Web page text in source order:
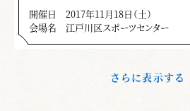
右前の敵に対する柄打ちが
いない。左後ろの敵に対す
以上の事柄が多くの方々に
開催日
2017年11月18日（土）
会場名
江戸川区スポーツセンター
さらに表示する